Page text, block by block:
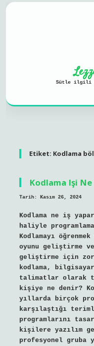
Sütle ilgili
Etiket: Kodlama
Kodlama Işi
Tarih: Kasım 26, 2024
Kodlama ne iş
haliyle
Kodlamayı
oyunu geliştirme
geliştirme için
kodlama,
talimatlar olarak
kişiye ne denir?
yıllarda birçok
karşılaştığı
programlarını
kişilere yazılım
profesyonel gruba